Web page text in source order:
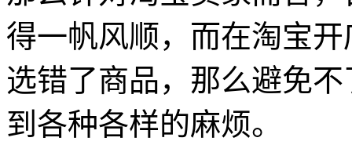
得一帆风顺，而在淘宝
选错了商品，那么避免
到各种各样的麻烦。